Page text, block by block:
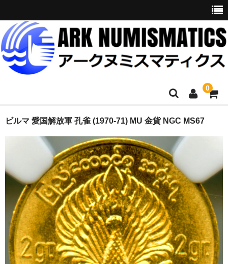
0
ホーム
お問い合わせ
委託販売
購入代行
オークション入札代行
ブログ
ビルマ 愛国解放軍 孔雀 (1970-71) MU 金貨 NGC MS67